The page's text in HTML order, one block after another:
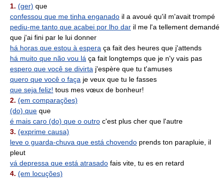
1. (ger) que
confessou que me tinha enganado il a avoué qu'il m'avait trompé
pediu-me tanto que acabei por lho dar il me l'a tellement demandé
que j'ai fini par le lui donner
há horas que estou à espera ça fait des heures que j'attends
há muito que não vou lá ça fait longtemps que je n'y vais pas
espero que você se divirta j'espère que tu t'amuses
quero que você o faça je veux que tu le fasses
que seja feliz! tous mes vœux de bonheur!
2. (em comparações)
(do) que que
é mais caro (do) que o outro c'est plus cher que l'autre
3. (exprime causa)
leve o guarda-chuva que está chovendo prends ton parapluie, il
pleut
vá depressa que está atrasado fais vite, tu es en retard
4. (em locuções)